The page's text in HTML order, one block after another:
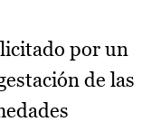
por un
de las